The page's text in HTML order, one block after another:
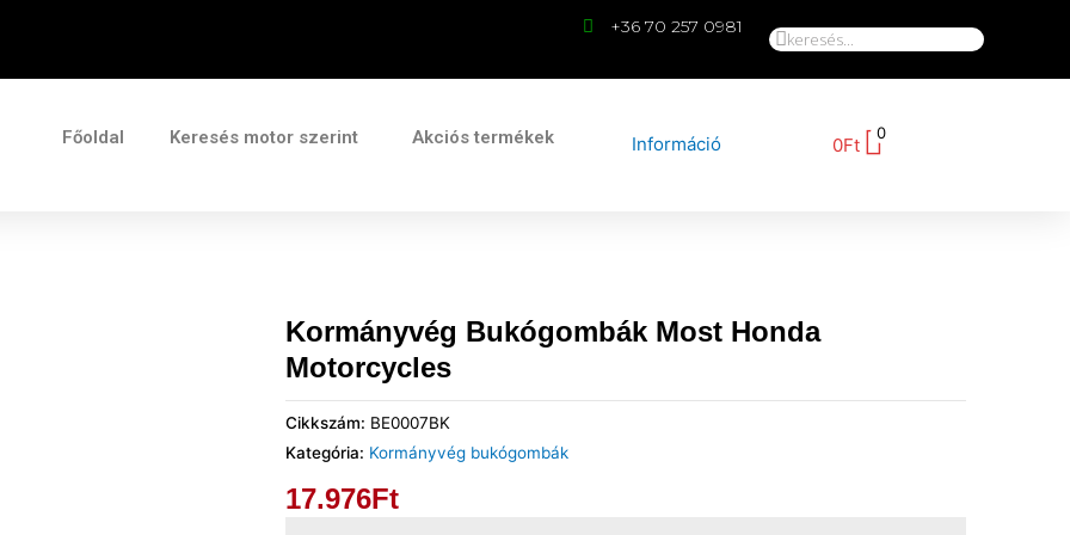
+36 70 257 0981
Főoldal Keresés motor szerint Akciós termékek Információ 0Ft
0
Kormányvég Bukógombák Most Honda
Motorcycles
Cikkszám: BE0007BK
Kategória: Kormányvég bukógombák
17.976Ft